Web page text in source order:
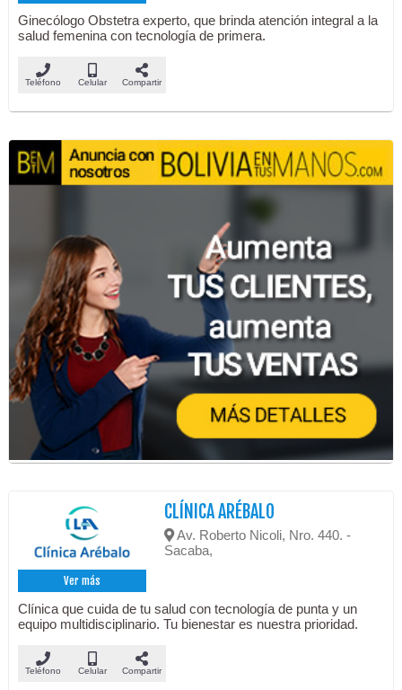
Ginecólogo Obstetra experto, que brinda atención integral a la
salud femenina con tecnología de primera.
Teléfono Celular Compartir
Ver más
CLÍNICA ARÉBALO
Av. Roberto Nicoli, Nro. 440. -
Sacaba,
Clínica que cuida de tu salud con tecnología de punta y un
equipo multidisciplinario. Tu bienestar es nuestra prioridad.
Teléfono Celular Compartir